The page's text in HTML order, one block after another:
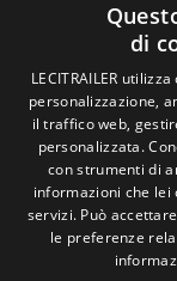
di
LECITRAILER
personalizzazione,
il traffico web,
personalizzata.
con strumenti di
informazioni che lei
servizi. Può
le preferenze